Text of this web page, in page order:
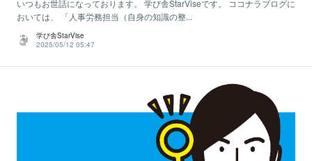
いつもお世話になっております。 学び舎StarViseです。 ココナラブログに
おいては、 「人事労務担当（自身の知識の整...
学び舎StarVise
2025/05/12 05:47